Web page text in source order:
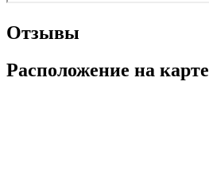
Отзывы
Расположение на карте